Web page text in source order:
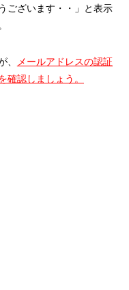
ございます・・」と表示
、
メールアドレスの認証
確認しましょう。